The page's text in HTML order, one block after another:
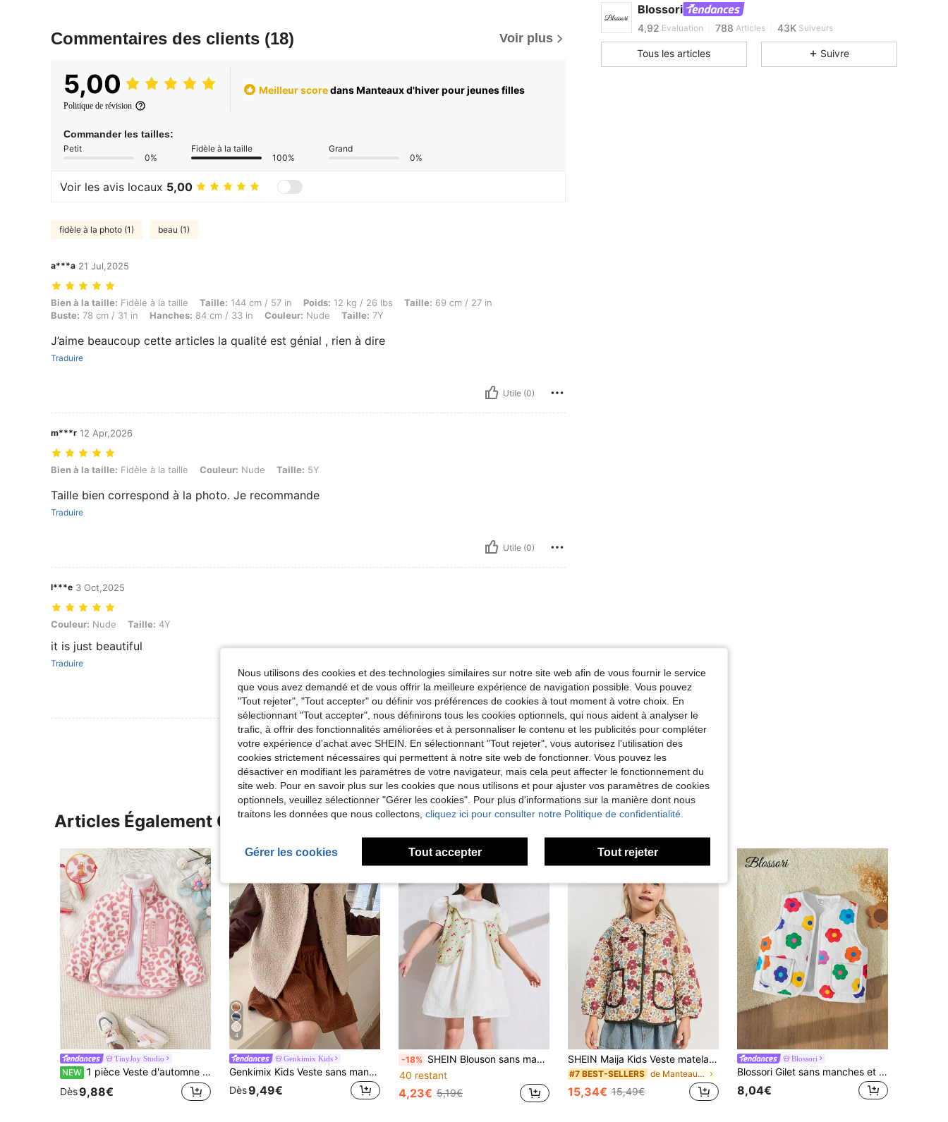
Commentaires des clients (18) Voir plus
5,00
Politique de révision
Meilleur scoredans Manteaux d'hiver pour jeunes filles
Commander les tailles:
Petit
0%
Fidèle à la taille
100%
Grand
0%
Voir les avis locaux 5,00
fidèle à la photo (1) beau (1)
a***a 21 Jul,2025
Bien à la taille: Fidèle à la taille, Taille: 144 cm / 57 in, Poids: 12 kg / 26 lbs, Taille: 69 cm / 27 in, Buste: 78 cm / 31 in, Hanches: 84 cm / 33 in, Couleur: Nude, Taille: 7Y
Bien à la taille: Fidèle à la taille Taille: 144 cm / 57 in Poids: 12 kg / 26 lbs Taille: 69 cm / 27 in
Buste: 78 cm / 31 in Hanches: 84 cm / 33 in Couleur: Nude Taille: 7Y
J’aime beaucoup cette articles la qualité est génial , rien à dire
Traduire
Utile (0)
m***r 12 Apr,2026
Bien à la taille: Fidèle à la taille, Couleur: Nude, Taille: 5Y
Bien à la taille: Fidèle à la taille Couleur: Nude Taille: 5Y
Taille bien correspond à la photo. Je recommande
Traduire
Utile (0)
l***e 3 Oct,2025
Couleur: Nude, Taille: 4Y
Couleur: Nude Taille: 4Y
it is just beautiful
Traduire
Utile (0)
Voir Plus D'avis
Blossori
4,92
788
4,92 Evaluation 788 Articles 43K Suiveurs
4,92
4,92
788
43K
Tous les articles Suivre
Articles Également Consultés
TinyJoy Studio
NEW 1 pièce Veste d'automne à col montant, à fermeture éclair, imprimé léopard, style décontracté et vacances, manches longues, douce et chaude pour jeune fille
Dès9,88€
4
Genkimix Kids
Genkimix Kids Veste sans manches en fausse laine de couleur unie pour jeune fille, veste polyvalente abricot, convient pour les sorties, l'école, les tenues décontractées d'intérieur
Dès9,49€
-18% SHEIN Blouson sans manches en coton à col V avec imprimé floral à carreaux jaunes pour jeunes filles, convient pour le printemps et l'hiver
40 restant
4,23€ 5,19€
SHEIN Maija Kids Veste matelassée à manches longues avec col matelassé, style fleuri délicat. Style de campagne mignon pour jeunes filles
#7 BEST-SELLERS de Manteaux d'hiver pour jeunes filles
15,34€ 15,49€
Blossori
Blossori Gilet sans manches et sans col avec application florale pour jeunes filles, automne/hiver
8,04€
Nous utilisons des cookies et des technologies similaires sur notre site web afin de vous fournir le service
que vous avez demandé et de vous offrir la meilleure expérience de navigation possible. Vous pouvez
"Tout rejeter", "Tout accepter" ou définir vos préférences de cookies à tout moment à votre choix. En
sélectionnant "Tout accepter", nous définirons tous les cookies optionnels, qui nous aident à analyser le
trafic, à offrir des fonctionnalités améliorées et à personnaliser le contenu et les publicités pour compléter
votre expérience d'achat avec SHEIN. En sélectionnant "Tout rejeter", vous autorisez l'utilisation des
cookies strictement nécessaires qui permettent à notre site web de fonctionner. Vous pouvez les
désactiver en modifiant les paramètres de votre navigateur, mais cela peut affecter le fonctionnement du
site web. Pour en savoir plus sur les cookies que nous utilisons et pour ajuster vos paramètres de cookies
optionnels, veuillez sélectionner "Gérer les cookies". Pour plus d'informations sur la manière dont nous
traitons les données que nous collectons, cliquez ici pour consulter notre Politique de confidentialité.
Gérer les cookies Tout accepter Tout rejeter